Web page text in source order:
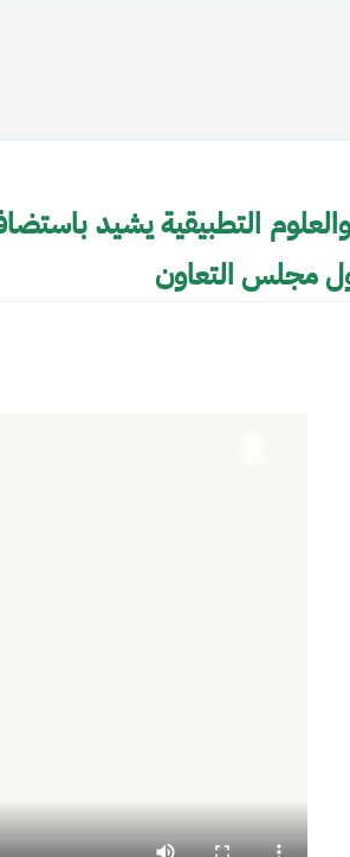
التطبيقية يشيد
مجلس التعاون